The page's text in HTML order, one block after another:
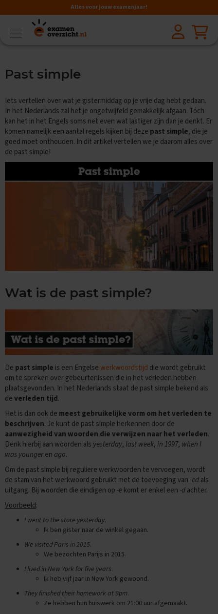
Alles voor jouw examenjaar!
VMBO
a
e
n
A
a
r
d
r
j
x
m
e
p
s
e
f
e
n
e
x
m
e
n
s
B
i
o
o
g
a
m
n
Past simple
Iets vertellen over wat je gistermiddag op je vrije dag hebt gedaan.
In het Nederlands zal het je ongetwijfeld gemakkelijk afgaan. Tóch
kan het in het Engels soms net even wat lastiger zijn dan je denkt. Er
komen namelijk een aantal regels kijken bij deze past simple, die je
goed moet onthouden. In dit artikel vertellen we je daarom alles over
de past simple!
Wat is de past simple?
De past simple is een Engelsewerkwoordstijd die wordt gebruikt
om te spreken over gebeurtenissen die in het verleden hebben
plaatsgevonden. In het Nederlands staat de past simple bekend als
deverleden tijd.
Het is dan ook de meest gebruikelijke vorm om het verleden te
beschrijven. Je kunt de past simple herkennen door de
aanwezigheid van woorden die verwijzen naar het verleden.
Denk hierbij aan woorden als yesterday, last week, in 1997, when I
was youngeren ago.
Om de past simple bij reguliere werkwoorden te vervoegen, wordt
de stam van het werkwoord gebruikt met de toevoeging van -edals
uitgang. Bij woorden die eindigen op -ekomt er enkel een -dachter.
Voorbeeld:
I went to the store yesterday.
Ik ben gister naar de winkel gegaan.
We visited Paris in 2015.
We bezochten Parijs in 2015.
I lived in New York for five years.
Ik heb vijf jaar in New York gewoond.
They finished their homework at 9pm.
Ze hebben hun huiswerk om 21:00 uur afgemaakt.